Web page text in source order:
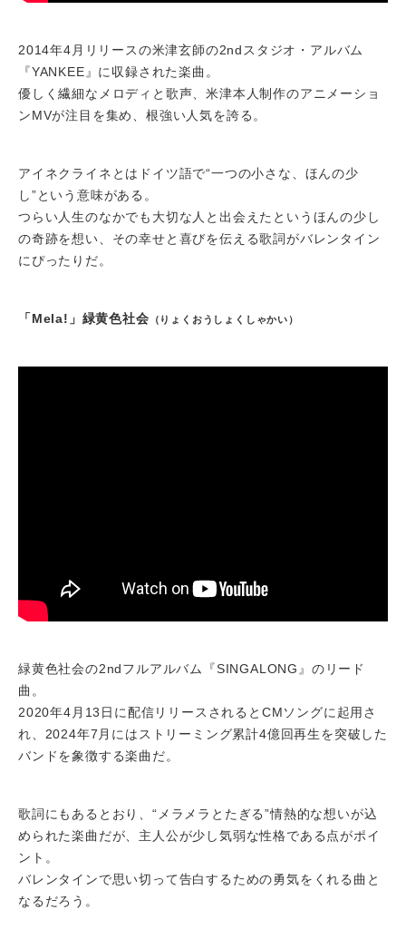
2014年4月リリースの米津玄師の2ndスタジオ・アルバム
『YANKEE』に収録された楽曲。
優しく繊細なメロディと歌声、米津本人制作のアニメーショ
ンMVが注目を集め、根強い人気を誇る。
アイネクライネとはドイツ語で“一つの小さな、ほんの少
し”という意味がある。
つらい人生のなかでも大切な人と出会えたというほんの少し
の奇跡を想い、その幸せと喜びを伝える歌詞がバレンタイン
にぴったりだ。
「Mela!」緑黄色社会 （りょくおうしょくしゃかい）
緑黄色社会の2ndフルアルバム『SINGALONG』のリード
曲。
2020年4月13日に配信リリースされるとCMソングに起用さ
れ、2024年7月にはストリーミング累計4億回再生を突破した
バンドを象徴する楽曲だ。
歌詞にもあるとおり、“メラメラとたぎる”情熱的な想いが込
められた楽曲だが、主人公が少し気弱な性格である点がポイ
ント。
バレンタインで思い切って告白するための勇気をくれる曲と
なるだろう。